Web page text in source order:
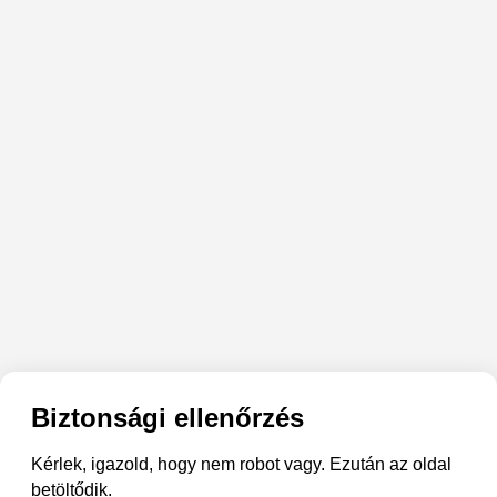
Biztonsági ellenőrzés
Kérlek, igazold, hogy nem robot vagy. Ezután az oldal
betöltődik.